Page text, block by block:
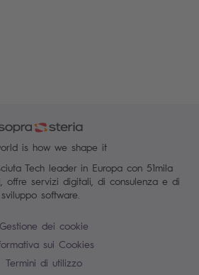
is how we shape it
Tech leader in Europa con 51mila
offre servizi digitali, di consulenza e di
sviluppo software.
Gestione dei cookie
sui Cookies
Termini di utilizzo